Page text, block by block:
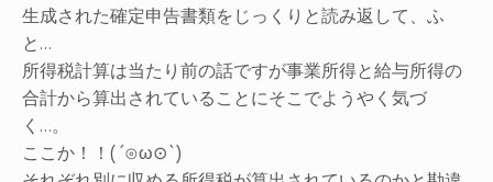
生成された確定申告書類をじっくりと読み返して、ふ
と…
所得税計算は当たり前の話ですが事業所得と給与所得の
合計から算出されていることにそこでようやく気づ
く…。
ここか！！(´⊙ω⊙`)